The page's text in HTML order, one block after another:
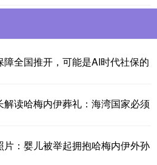
全国推开，可能是AI时代社保的
读哈梅内伊葬礼：海湾国家必须
片：婴儿被举起拥抱哈梅内伊外孙